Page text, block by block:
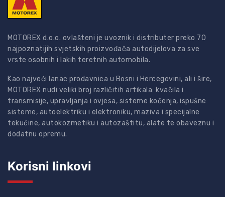
MOTOREX d.o.o. ovlašteni je uvoznik i distributer preko 70
najpoznatijih svjetskih proizvođača autodijelova za sve
vrste osobnih i lakih teretnih automobila.
Kao najveći lanac prodavnica u Bosni i Hercegovini, ali i šire,
MOTOREX nudi veliki broj različitih artikala: kvačila i
transmisije, upravljanja i ovjesa, sisteme kočenja, ispušne
sisteme, autoelektriku i elektroniku, maziva i specijalne
tekućine, autokozmetiku i autozaštitu, alate te obaveznu i
dodatnu opremu.
Korisni linkovi